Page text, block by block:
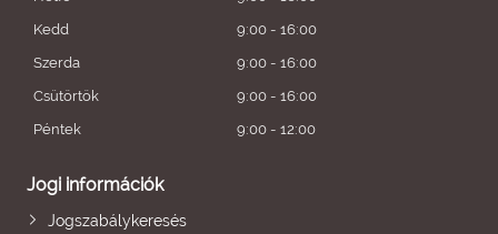
Kedd
9:00 - 16:00
Szerda
9:00 - 16:00
Csütörtök
9:00 - 16:00
Péntek
9:00 - 12:00
Jogi információk
Jogszabálykeresés